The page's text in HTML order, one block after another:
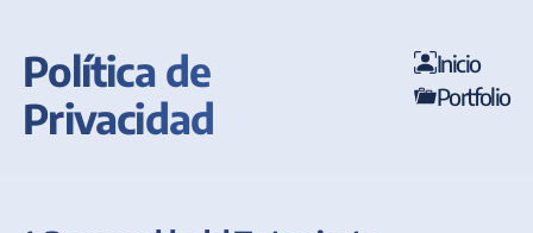
Inicio
Portfolio
Política de
Privacidad